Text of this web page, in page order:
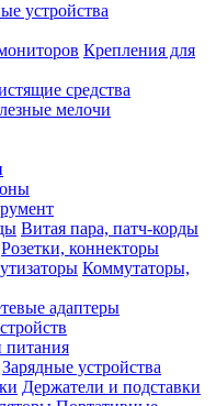
устройства
Крепления для
средства
мелочи
Витая пара, патч-корды
Розетки, коннекторы
Коммутаторы,
адаптеры
питания
Зарядные устройства
Держатели и подставки